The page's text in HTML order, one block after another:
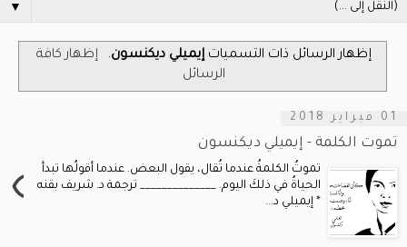
▼
‏إظهار الرسائل ذات التسميات إيميلي ديكنسون.
إظهار كافة
الرسائل
01 فبراير 2018
تموت الكلمة - إيميلي ديكنسون
›
تموتُ الكلمةُ عندما تُقال، يقول البعض. عندما أقولُها تبدأ
الحياةُ في ذلكَ اليوم. ______________ ترجمة د. شريف بقنه
* إيميلي د...